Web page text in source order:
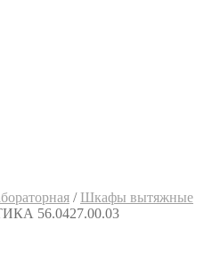
/ Шкафы вытяжные
56.0427.00.03